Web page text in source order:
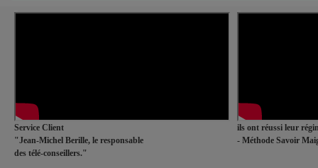
Service Client
"Jean-Michel Berille, le responsable
des télé-conseillers."
ils ont réussi leur
- Méthode Savoir